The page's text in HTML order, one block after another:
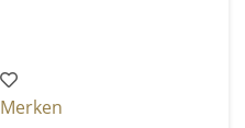
Merken